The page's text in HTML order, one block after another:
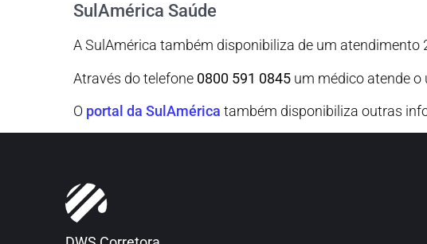
SulAmérica Saúde
A SulAmérica também disponibiliza de um atendimento
Através do telefone 0800 591 0845 um médico atende o
O portal da SulAmérica também disponibiliza outras